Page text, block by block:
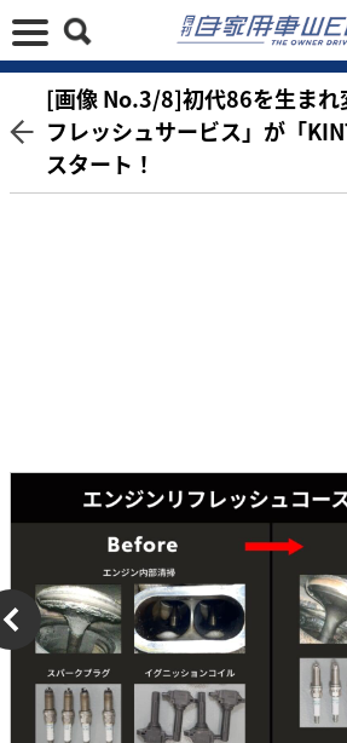
[画像 No.3/8]初代86を生まれ
フレッシュサービス」が「
スタート！